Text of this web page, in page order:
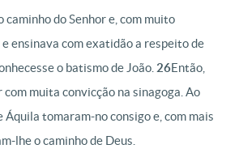
caminho do Senhor e, com muito
ensinava com exatidão a respeito de
o batismo de João. 26Então,
com muita convicção na sinagoga. Ao
Áquila tomaram-no consigo e, com mais
lhe o caminho de Deus.